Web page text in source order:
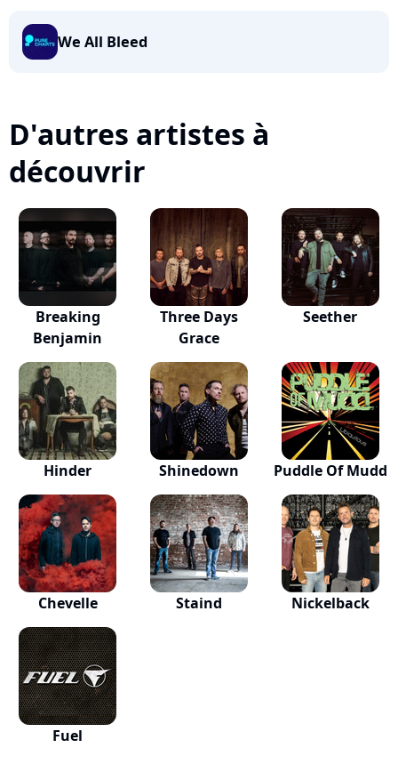
We All Bleed
D'autres artistes à
découvrir
Breaking
Benjamin
Three Days
Grace
Seether
Hinder Shinedown Puddle Of Mudd
Chevelle Staind Nickelback
Fuel